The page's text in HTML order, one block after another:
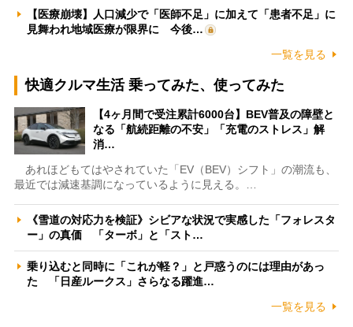
【医療崩壊】人口減少で「医師不足」に加えて「患者不足」に
見舞われ地域医療が限界に 今後…
一覧を見る
快適クルマ生活 乗ってみた、使ってみた
【4ヶ月間で受注累計6000台】BEV普及の障壁と
なる「航続距離の不安」「充電のストレス」解
消…
あれほどもてはやされていた「EV（BEV）シフト」の潮流も、
最近では減速基調になっているように見える。…
《雪道の対応力を検証》シビアな状況で実感した「フォレスタ
ー」の真価 「ターボ」と「スト…
乗り込むと同時に「これが軽？」と戸惑うのには理由があっ
た 「日産ルークス」さらなる躍進…
一覧を見る